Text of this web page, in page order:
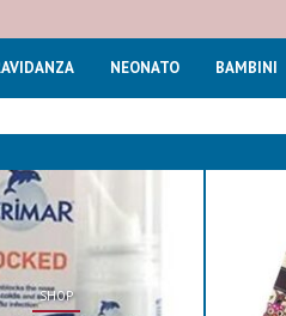
NEONATO BAMBINI
SHOP